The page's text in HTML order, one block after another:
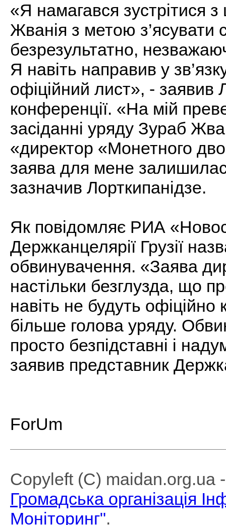
«Я намагався зустрітися
Жванія з метою з’ясувати
безрезультатно,
Я навіть направив у
офіційний лист», - заявив
конференції. «На мій
засіданні уряду Зураб
«директор «Монетного
заява для мене
зазначив Лорткипанідзе.
Як повідомляє РИА
Держканцелярії Грузії
обвинувачення. «Заява
настільки безглузда, що
навіть не будуть
більше голова уряду.
просто безпідставні і
заявив представник
ForUm
Copyleft (C) maidan.org.ua
Громадська організація
Моніторинг".